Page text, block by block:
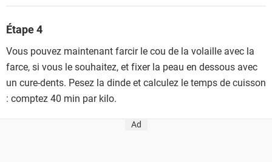
Étape 4
Vous pouvez maintenant farcir le cou de la volaille avec la
farce, si vous le souhaitez, et fixer la peau en dessous avec
un cure-dents. Pesez la dinde et calculez le temps de cuisson
: comptez 40 min par kilo.
Ad